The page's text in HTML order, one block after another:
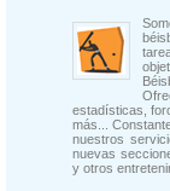
estadísticas,
más...
nuestros
nuevas
y otros